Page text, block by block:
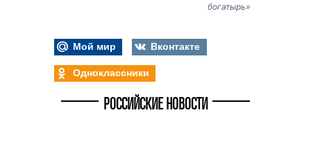
богатырь»
Мой мир
Вконтакте
Одноклассники
РОССИЙСКИЕ НОВОСТИ